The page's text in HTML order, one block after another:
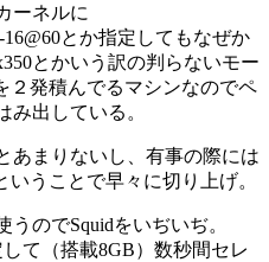
ーネルに
16@60とか指定してもなぜか
とかいう訳の判らないモー
２発積んでるマシンなのでペ
み出している。
あまりないし、有事の際には
うことで早々に切り上げ。
のでSquidをいぢいぢ。
して（搭載8GB）数秒間セレ